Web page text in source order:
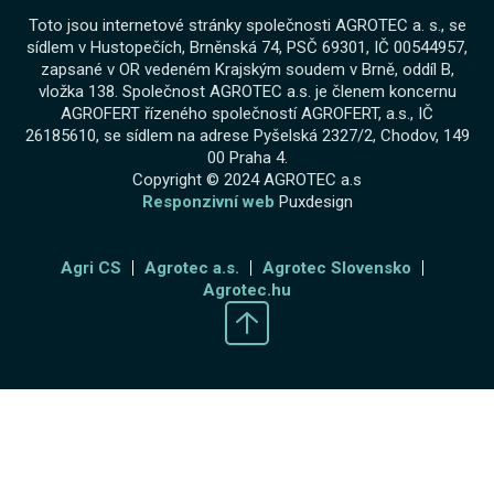
Toto jsou internetové stránky společnosti AGROTEC a. s., se
sídlem v Hustopečích, Brněnská 74, PSČ 69301, IČ 00544957,
zapsané v OR vedeném Krajským soudem v Brně, oddíl B,
vložka 138. Společnost AGROTEC a.s. je členem koncernu
AGROFERT řízeného společností AGROFERT, a.s., IČ
26185610, se sídlem na adrese Pyšelská 2327/2, Chodov, 149
00 Praha 4.
Copyright © 2024 AGROTEC a.s
Responzivní web Puxdesign
Agri CS Agrotec a.s.
Agrotec Slovensko
Agrotec.hu